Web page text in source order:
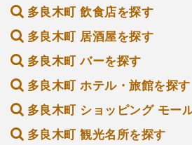
多良木町 飲食店を探す
多良木町 居酒屋を探す
多良木町 バーを探す
多良木町 ホテル・旅館を探す
多良木町 ショッピング モー
多良木町 観光名所を探す